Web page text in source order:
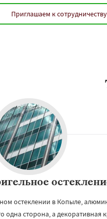
Приглашаем к
остеклении в Копыле,
одна сторона, а